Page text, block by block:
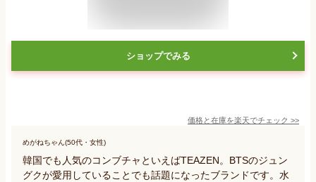
ショップでみる
価格と在庫を楽天でチェック >>
めがねちゃん(50代・女性)
韓国でも人気のコンブチャといえばTEAZEN。BTSのジュン
グクが愛用していることでも話題になったブランドです。水